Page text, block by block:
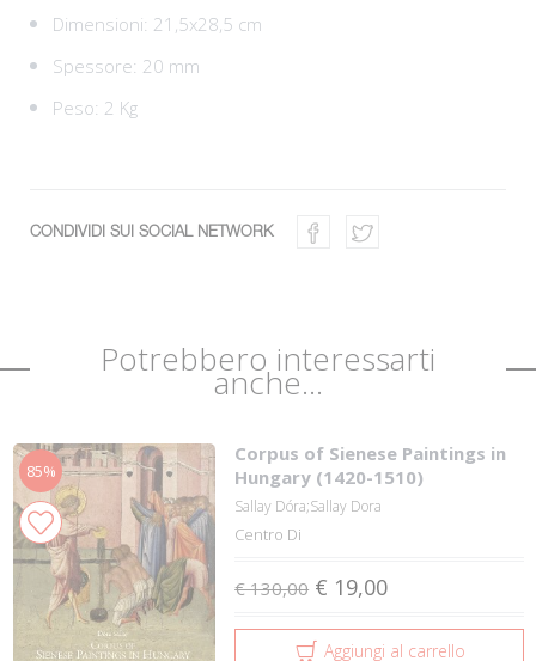
Dimensioni: 21,5x28,5 cm
Spessore: 20 mm
Peso: 2 Kg
CONDIVIDI SUI SOCIAL NETWORK
Potrebbero interessarti
anche...
85%
Corpus of Sienese Paintings in
Hungary (1420-1510)
Sallay Dóra;Sallay Dora
Centro Di
€ 130,00 € 19,00
Aggiungi al carrello